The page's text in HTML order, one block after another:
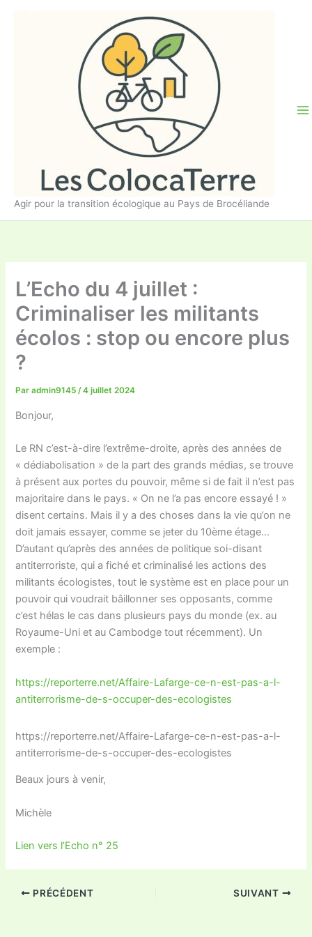
Agir pour la transition écologique au Pays de Brocéliande
L’Echo du 4 juillet :
Criminaliser les militants
écolos : stop ou encore plus
?
Paradmin9145/4 juillet 2024
Bonjour,
Le RN c’est-à-dire l’extrême-droite, après des années de
« dédiabolisation » de la part des grands médias, se trouve
à présent aux portes du pouvoir, même si de fait il n’est pas
majoritaire dans le pays. « On ne l’a pas encore essayé ! »
disent certains. Mais il y a des choses dans la vie qu’on ne
doit jamais essayer, comme se jeter du 10ème étage…
D’autant qu’après des années de politique soi-disant
antiterroriste, qui a fiché et criminalisé les actions des
militants écologistes, tout le système est en place pour un
pouvoir qui voudrait bâillonner ses opposants, comme
c’est hélas le cas dans plusieurs pays du monde (ex. au
Royaume-Uni et au Cambodge tout récemment). Un
exemple :
https://reporterre.net/Affaire-Lafarge-ce-n-est-pas-a-l-
antiterrorisme-de-s-occuper-des-ecologistes
https://reporterre.net/Affaire-Lafarge-ce-n-est-pas-a-l-
antiterrorisme-de-s-occuper-des-ecologistes
Beaux jours à venir,
Michèle
Lien vers l’Echo n° 25
PRÉCÉDENT SUIVANT